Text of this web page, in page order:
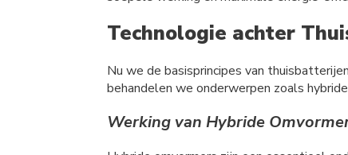
Technologie achter
Nu we de basisprincipes van
behandelen we onderwerpen zoals
Werking van Hybride